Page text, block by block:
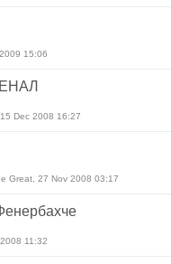
15:06
Dec 2008 16:27
Great, 27 Nov 2008 03:17
11:32